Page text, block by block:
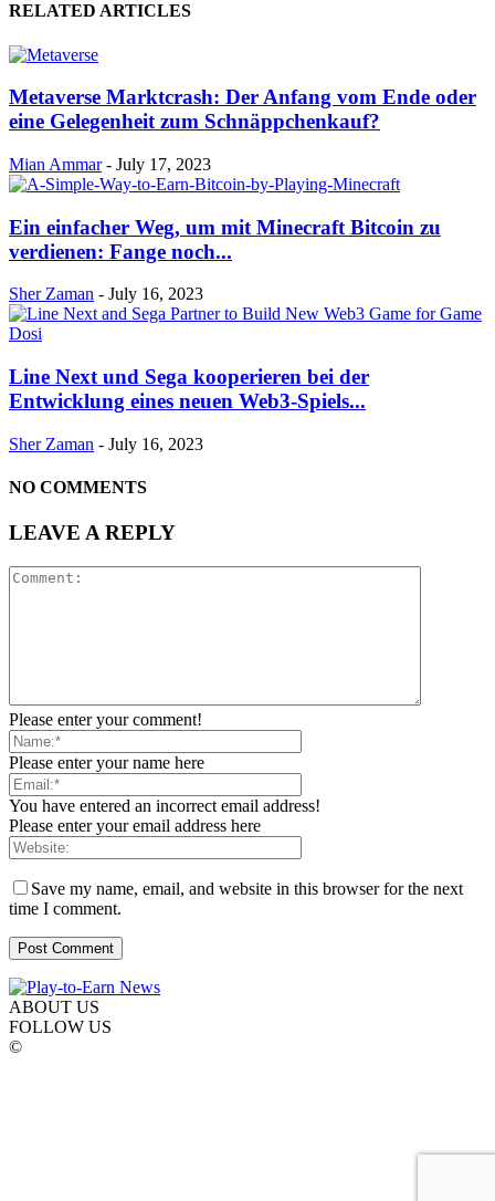
RELATED ARTICLES
Metaverse Marktcrash: Der Anfang vom Ende oder
eine Gelegenheit zum Schnäppchenkauf?
Mian Ammar - July 17, 2023
Ein einfacher Weg, um mit Minecraft Bitcoin zu
verdienen: Fange noch...
Sher Zaman - July 16, 2023
Line Next und Sega kooperieren bei der
Entwicklung eines neuen Web3-Spiels...
Sher Zaman - July 16, 2023
NO COMMENTS
LEAVE A REPLY
Please enter your comment!
Please enter your name here
You have entered an incorrect email address!
Please enter your email address here
Save my name, email, and website in this browser for the next
time I comment.
ABOUT US
FOLLOW US
©